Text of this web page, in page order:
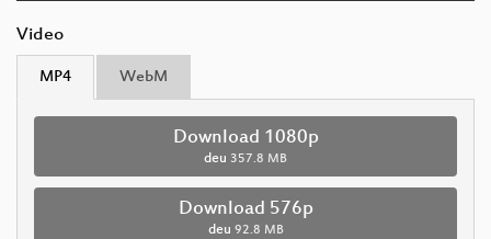
Video
MP4 WebM
Download 1080p
deu 357.8 MB
Download 576p
deu 92.8 MB